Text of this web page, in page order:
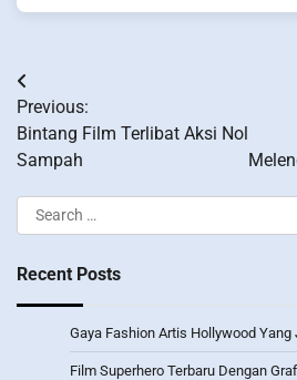
Post
navigation
Previous:
Bintang Film Terlibat Aksi Nol
Sampah
Search
for:
Recent Posts
Gaya Fashion Artis Hollywood Yang
Film Superhero Terbaru Dengan